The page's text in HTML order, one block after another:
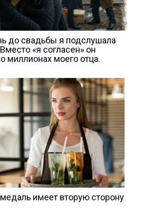
до свадьбы я подслушала
«я согласен» он
миллионах моего отца.
имеет вторую сторону